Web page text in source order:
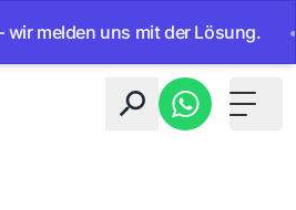
uns mit der Lösung. •
Toggle